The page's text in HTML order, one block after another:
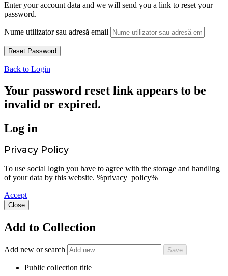
Enter your account data and we will send you a link to reset your
password.
Nume utilizator sau adresă email
Back to Login
Your password reset link appears to be
invalid or expired.
Log in
Privacy Policy
To use social login you have to agree with the storage and handling
of your data by this website. %privacy_policy%
Accept
Close
Add to Collection
Add new or search
Public collection title